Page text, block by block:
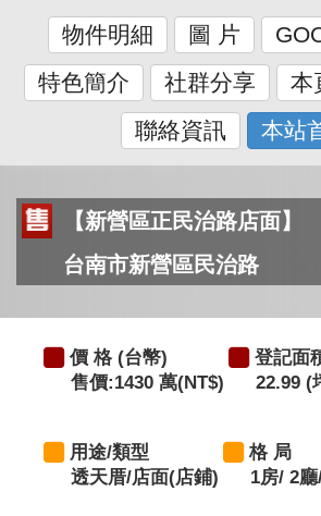
物件明細 圖 片
特色簡介
社群分享
本
聯絡資訊
本站
【新營區正民治路店面】
台南市新營區民治路
價 格 (台幣)
售價:1430 萬(NT$)
登記面
22.99 (
用途/類型
透天厝/店面(店鋪)
格 局
1房/ 2